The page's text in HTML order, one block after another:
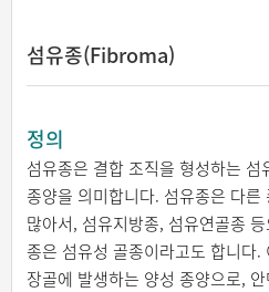
섬유종(Fibroma)
정의
섬유종은 결합 조직을 형성하는
종양을 의미합니다. 섬유종은 다
많아서, 섬유지방종, 섬유연골종
종은 섬유성 골종이라고도 합니다
장골에 발생하는 양성 종양으로,